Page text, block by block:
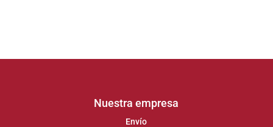
Nuestra empresa
Envío